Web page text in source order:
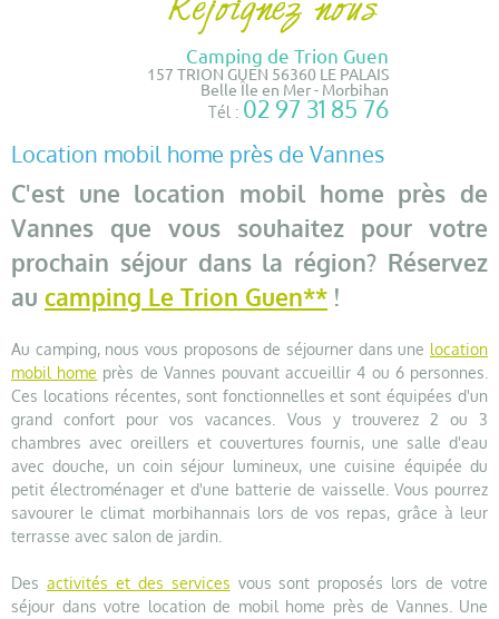
Camping de Trion Guen
157 TRION GUEN 56360 LE PALAIS
Belle Île en Mer - Morbihan
Tél : 02 97 31 85 76
Location mobil home près de Vannes
C'est une location mobil home près de
Vannes que vous souhaitez pour votre
prochain séjour dans la région? Réservez
au camping Le Trion Guen** !
Au camping, nous vous proposons de séjourner dans une location
mobil home près de Vannes pouvant accueillir 4 ou 6 personnes.
Ces locations récentes, sont fonctionnelles et sont équipées d'un
grand confort pour vos vacances. Vous y trouverez 2 ou 3
chambres avec oreillers et couvertures fournis, une salle d'eau
avec douche, un coin séjour lumineux, une cuisine équipée du
petit électroménager et d'une batterie de vaisselle. Vous pourrez
savourer le climat morbihannais lors de vos repas, grâce à leur
terrasse avec salon de jardin.
Des activités et des services vous sont proposés lors de votre
séjour dans votre location de mobil home près de Vannes. Une